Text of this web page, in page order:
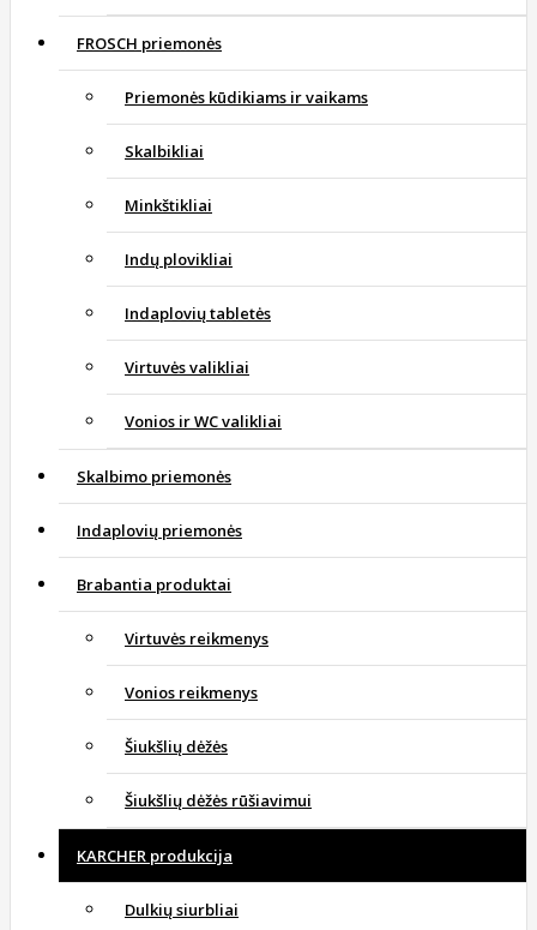
FROSCH priemonės
Priemonės kūdikiams ir vaikams
Skalbikliai
Minkštikliai
Indų plovikliai
Indaplovių tabletės
Virtuvės valikliai
Vonios ir WC valikliai
Skalbimo priemonės
Indaplovių priemonės
Brabantia produktai
Virtuvės reikmenys
Vonios reikmenys
Šiukšlių dėžės
Šiukšlių dėžės rūšiavimui
KARCHER produkcija
Dulkių siurbliai